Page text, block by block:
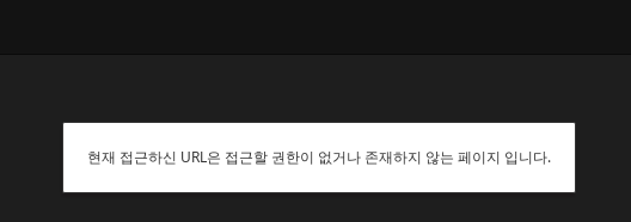
현재 접근하신 URL은 접근할 권한이 없거나 존재하지 않는 페이지 입니다.